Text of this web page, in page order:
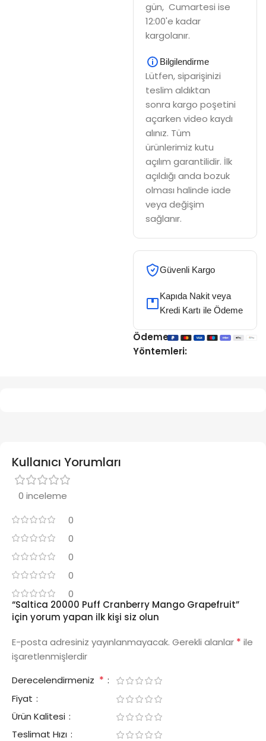
gün, Cumartesi ise
12:00'e kadar
kargolanır.
Bilgilendirme
Lütfen, siparişinizi
teslim aldıktan
sonra kargo poşetini
açarken video kaydı
alınız. Tüm
ürünlerimiz kutu
açılım garantilidir. İlk
açıldığı anda bozuk
olması halinde iade
veya değişim
sağlanır.
Güvenli Kargo
Kapıda Nakit veya
Kredi Kartı ile Ödeme
Ödeme
Yöntemleri:
Kullanıcı Yorumları
0 inceleme
0
0
0
0
0
“Saltica 20000 Puff Cranberry Mango Grapefruit”
için yorum yapan ilk kişi siz olun
E-posta adresiniz yayınlanmayacak. Gerekli alanlar * ile
işaretlenmişlerdir
Derecelendirmeniz *
Fiyat
Ürün Kalitesi
Teslimat Hızı